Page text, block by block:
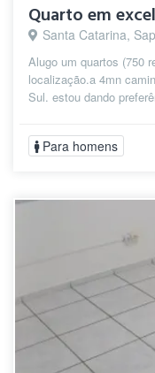
Quarto em
Santa Catarina,
Alugo um quartos (750
localização.a 4mn
Sul. estou dando
Para homens